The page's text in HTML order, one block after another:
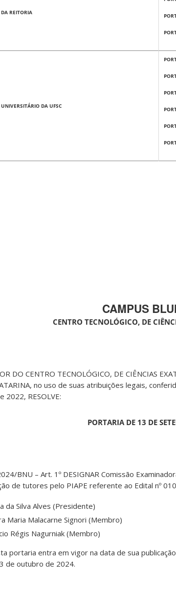
REITORIA
DA UFSC
CAMPUS
CENTRO TECNOLÓGICO, DE
DO CENTRO TECNOLÓGICO, DE CIÊNCIAS
no uso de suas atribuições legais,
2022, RESOLVE:
PORTARIA DE 13 DE
BNU – Art. 1º DESIGNAR Comissão
de tutores pelo PIAPE referente ao Edital nº
da Silva Alves (Presidente)
Maria Malacarne Signori (Membro)
Régis Nagurniak (Membro)
portaria entra em vigor na data de sua
de outubro de 2024.